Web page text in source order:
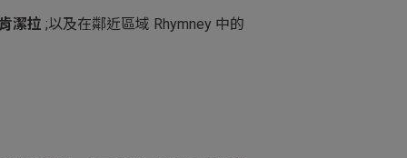
潔拉 ;以及在鄰近區域 Rhymney 中的